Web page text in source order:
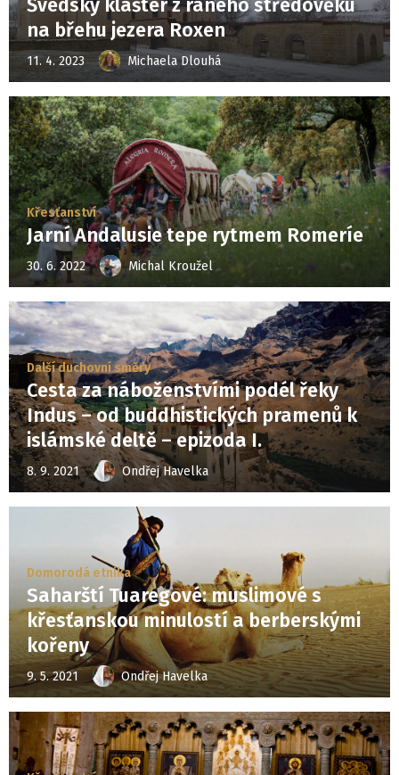
Švédský klášter z raného středověku
na břehu jezera Roxen
11. 4. 2023 Michaela Dlouhá
Křesťanství
Jarní Andalusie tepe rytmem Romeríe
30. 6. 2022 Michal Kroužel
Další duchovní směry
Cesta za náboženstvími podél řeky
Indus – od buddhistických pramenů k
islámské deltě – epizoda I.
8. 9. 2021 Ondřej Havelka
Domorodá etnika
Saharští Tuaregové: muslimové s
křesťanskou minulostí a berberskými
kořeny
9. 5. 2021 Ondřej Havelka